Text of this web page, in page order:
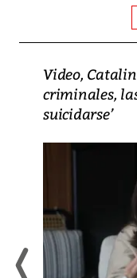
Video,
criminales,
suicidarse’